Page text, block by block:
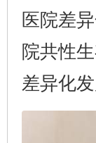
医院差
院共性
差异化发